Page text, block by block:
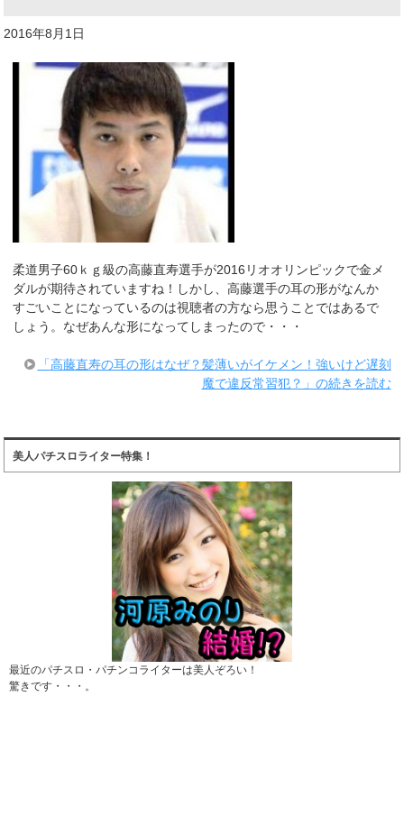
2016年8月1日
柔道男子60ｋｇ級の高藤直寿選手が2016リオオリンピックで金メ
ダルが期待されていますね！しかし、高藤選手の耳の形がなんか
すごいことになっているのは視聴者の方なら思うことではあるで
しょう。なぜあんな形になってしまったので・・・
「高藤直寿の耳の形はなぜ？髪薄いがイケメン！強いけど遅刻
魔で違反常習犯？」の続きを読む
美人パチスロライター特集！
最近のパチスロ・パチンコライターは美人ぞろい！
驚きです・・・。